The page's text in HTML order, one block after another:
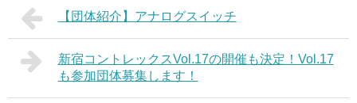
【団体紹介】アナログスイッチ
新宿コントレックスVol.17の開催も決定！Vol.17
も参加団体募集します！